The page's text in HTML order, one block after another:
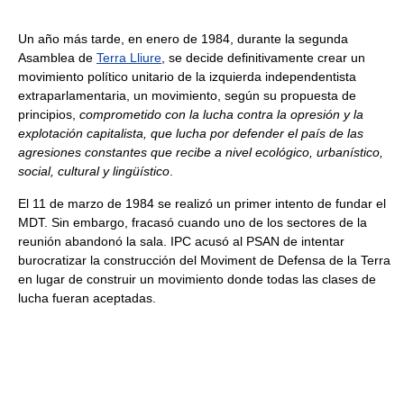
Un año más tarde, en enero de 1984, durante la segunda
Asamblea de Terra Lliure , se decide definitivamente crear un
movimiento político unitario de la izquierda independentista
extraparlamentaria, un movimiento, según su propuesta de
principios, comprometido con la lucha contra la opresión y la
explotación capitalista, que lucha por defender el país de las
agresiones constantes que recibe a nivel ecológico, urbanístico,
social, cultural y lingüístico
El 11 de marzo de 1984 se realizó un primer intento de fundar el
MDT. Sin embargo, fracasó cuando uno de los sectores de la
reunión abandonó la sala. IPC acusó al PSAN de intentar
burocratizar la construcción del Moviment de Defensa de la Terra
en lugar de construir un movimiento donde todas las clases de
lucha fueran aceptadas.